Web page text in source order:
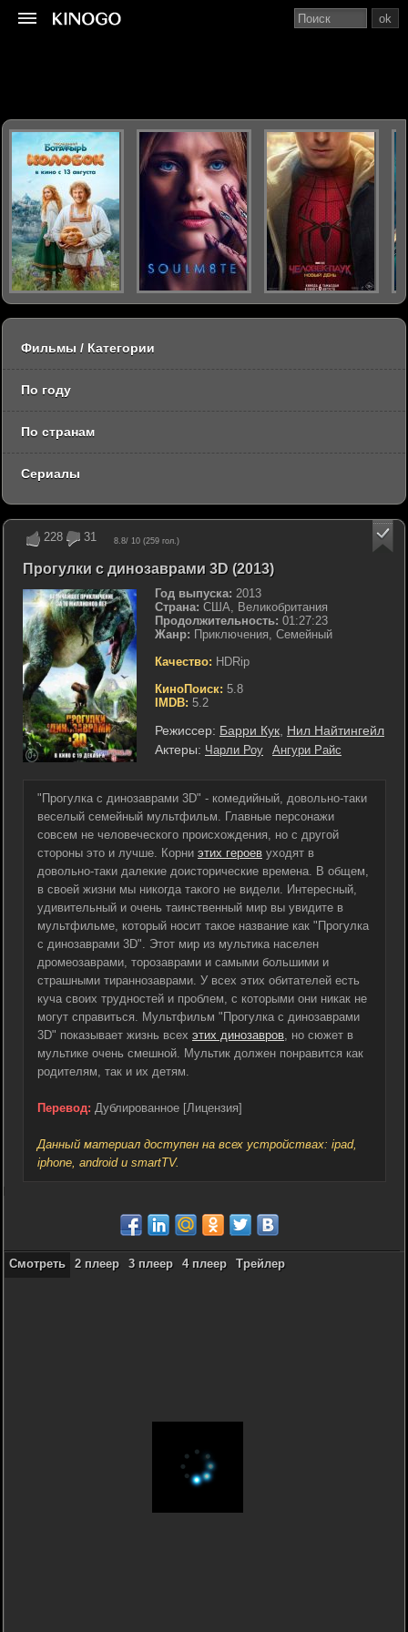
228 31 8.8/ 10 (259 гол.)
Прогулки с динозаврами 3D (2013)
Год выпуска: 2013
Страна: США, Великобритания
Продолжительность: 01:27:23
Жанр: Приключения, Семейный
Качество: HDRip
КиноПоиск: 5.8
IMDB: 5.2
Режиссер: Барри Кук Нил Найтингейл
Актеры: Чарли Роу Ангури Райс
"Прогулка с динозаврами 3D" - комедийный, довольно-таки
веселый семейный мультфильм. Главные персонажи
совсем не человеческого происхождения, но с другой
стороны это и лучше. Корни этих героев уходят в
довольно-таки далекие доисторические времена. В общем,
в своей жизни мы никогда такого не видели. Интересный,
удивительный и очень таинственный мир вы увидите в
мультфильме, который носит такое название как "Прогулка
с динозаврами 3D". Этот мир из мультика населен
дромеозаврами, торозаврами и самыми большими и
страшными тираннозаврами. У всех этих обитателей есть
куча своих трудностей и проблем, с которыми они никак не
могут справиться. Мультфильм "Прогулка с динозаврами
3D" показывает жизнь всех этих динозавров , но сюжет в
мультике очень смешной. Мультик должен понравится как
родителям, так и их детям.
Перевод: Дублированное [Лицензия]
Данный материал доступен на всех устройствах: ipad,
iphone, android и smartTV.
Смотреть 2 плеер 3 плеер 4 плеер Трейлер
ok
Фильмы / Категории
По году
По странам
Сериалы